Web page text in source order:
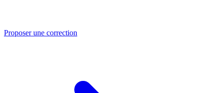
Proposer une correction